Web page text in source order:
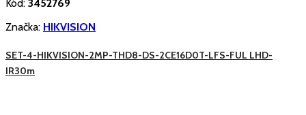
Kód: 3452769
Značka: HIKVISION
SET-4-HIKVISION-2MP-THD8-DS-2CE16D0T-LFS-FUL LHD-
IR30m